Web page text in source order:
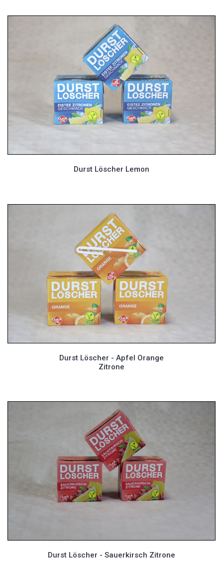
Durst Löscher Lemon
Durst Löscher - Apfel Orange
Zitrone
Durst Löscher - Sauerkirsch Zitrone